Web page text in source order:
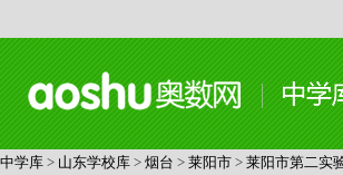
中学库 > 山东学校库 > 烟台 > 莱阳市 > 莱阳市第二实